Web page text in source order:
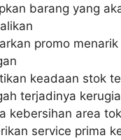
barang yang
promo
keadaan stok
terjadinya
kebersihan area
service prima